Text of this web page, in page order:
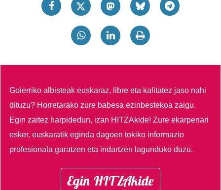
Goierriko albisteak euskaraz, libre eta kalitatez jaso nahi
dituzu? Horretarako zure babesa ezinbestekoa zaigu.
Egin zaitez harpidedun, izan HITZAkide!Zure ekarpenari
esker, euskaratik eginda dagoen tokiko informazio
profesionala garatzen eta indartzen lagunduko duzu.
Egin HITZAkide